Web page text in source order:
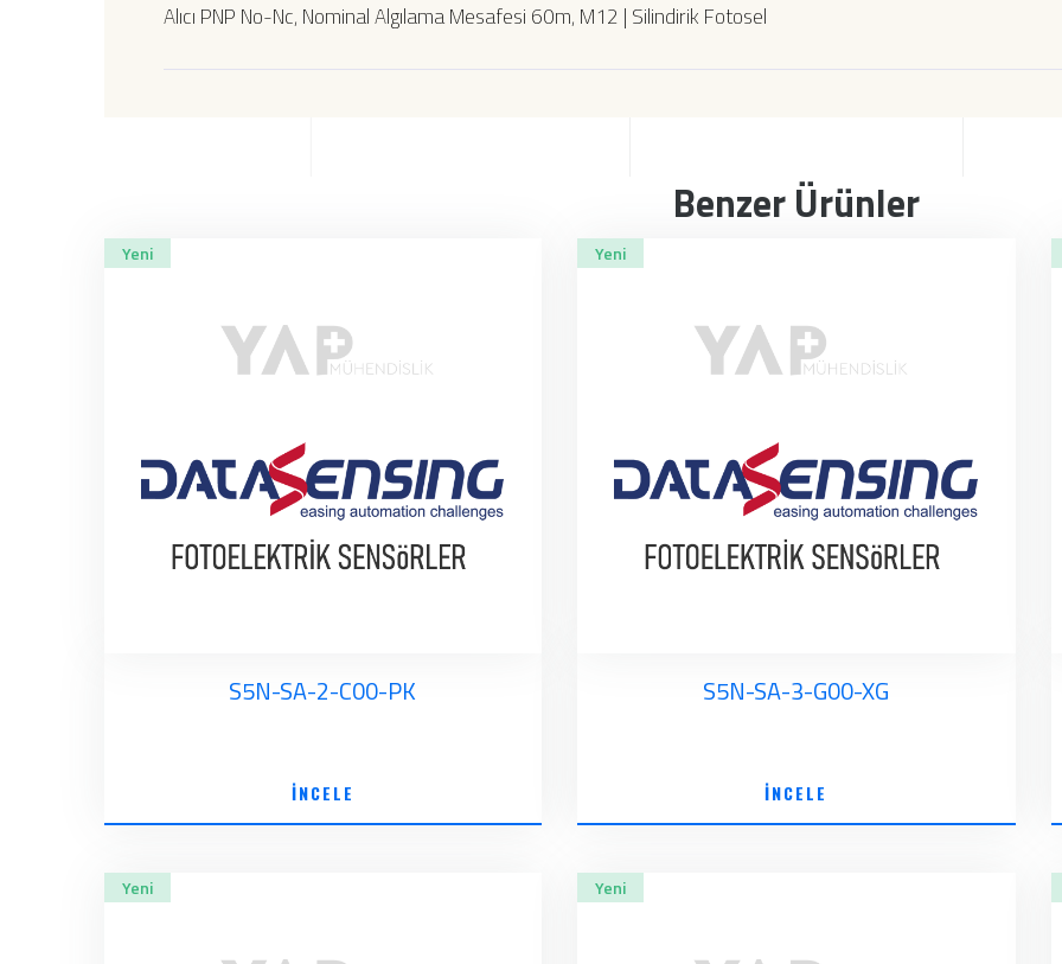
Alıcı PNP No-Nc, Nominal Algılama Mesafesi 60m, M12 | Silindirik Fotosel
Benzer Ürünler
Yeni
S5N-SA-2-C00-PK
İNCELE
Yeni
S5N-SA-3-G00-XG
İNCELE
Yeni Yeni